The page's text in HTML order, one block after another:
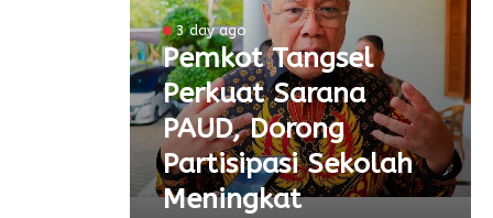
3 day ago
Pemkot Tangsel
Perkuat Sarana
PAUD, Dorong
Partisipasi Sekolah
Meningkat